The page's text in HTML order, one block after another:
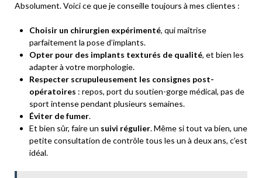
Absolument. Voici ce que je conseille toujours à mes clientes :
Choisir un chirurgien expérimenté, qui maîtrise
parfaitement la pose d’implants.
Opter pour des implants texturés de qualité, et bien les
adapter à votre morphologie.
Respecter scrupuleusement les consignes post-
opératoires : repos, port du soutien-gorge médical, pas de
sport intense pendant plusieurs semaines.
Éviter de fumer.
Et bien sûr, faire un suivi régulier. Même si tout va bien, une
petite consultation de contrôle tous les un à deux ans, c’est
idéal.